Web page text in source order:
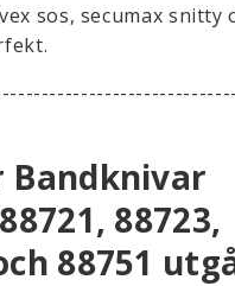
sos, secumax snitty
88723,
88751